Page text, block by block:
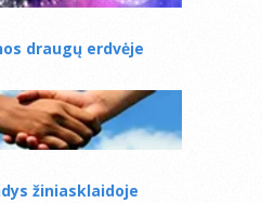
draugų erdvėje
žiniasklaidoje